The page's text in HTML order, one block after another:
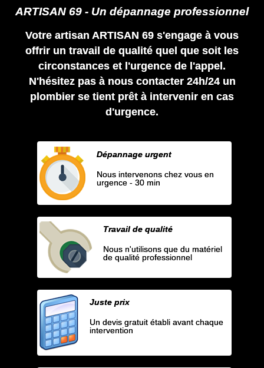
ARTISAN 69 - Un dépannage professionnel
Votre artisan ARTISAN 69 s'engage à vous
offrir un travail de qualité quel que soit les
circonstances et l'urgence de l'appel.
N'hésitez pas à nous contacter 24h/24 un
plombier se tient prêt à intervenir en cas
d'urgence.
Dépannage urgent
Nous intervenons chez vous en
urgence - 30 min
Travail de qualité
Nous n'utilisons que du matériel
de qualité professionnel
Juste prix
Un devis gratuit établi avant chaque
intervention